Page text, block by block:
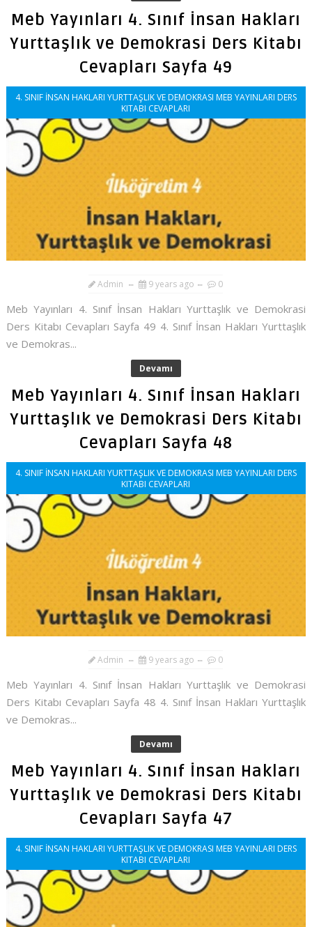
Meb Yayınları 4. Sınıf İnsan Hakları
Yurttaşlık ve Demokrasi Ders Kitabı
Cevapları Sayfa 49
4. SINIF İNSAN HAKLARI YURTTAŞLIK VE DEMOKRASI MEB YAYINLARI DERS
KITABI CEVAPLARI
Admin 9 years ago 0
Meb Yayınları 4. Sınıf İnsan Hakları Yurttaşlık ve Demokrasi
Ders Kitabı Cevapları Sayfa 49 4. Sınıf İnsan Hakları Yurttaşlık
ve Demokras...
Devamı
Meb Yayınları 4. Sınıf İnsan Hakları
Yurttaşlık ve Demokrasi Ders Kitabı
Cevapları Sayfa 48
4. SINIF İNSAN HAKLARI YURTTAŞLIK VE DEMOKRASI MEB YAYINLARI DERS
KITABI CEVAPLARI
Admin 9 years ago 0
Meb Yayınları 4. Sınıf İnsan Hakları Yurttaşlık ve Demokrasi
Ders Kitabı Cevapları Sayfa 48 4. Sınıf İnsan Hakları Yurttaşlık
ve Demokras...
Devamı
Meb Yayınları 4. Sınıf İnsan Hakları
Yurttaşlık ve Demokrasi Ders Kitabı
Cevapları Sayfa 47
4. SINIF İNSAN HAKLARI YURTTAŞLIK VE DEMOKRASI MEB YAYINLARI DERS
KITABI CEVAPLARI